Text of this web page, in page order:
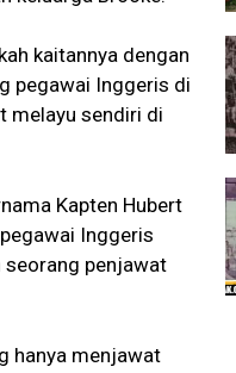
kaitannya dengan
pegawai Inggeris di
melayu sendiri di
Kapten Hubert
Inggeris
seorang penjawat
hanya menjawat